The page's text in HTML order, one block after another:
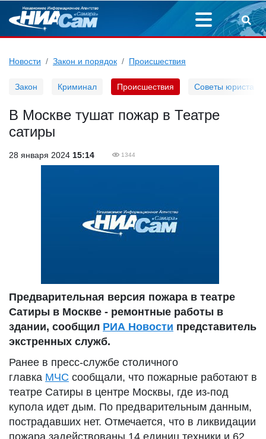
Новости Закон и порядок Происшествия
Закон Криминал Происшествия Советы юриста
В Москве тушат пожар в Театре
сатиры
28 января 2024 15:14 1344
Предварительная версия пожара в театре
Сатиры в Москве - ремонтные работы в
здании, сообщил РИА Новости представитель
экстренных служб.
Ранее в пресс-службе столичного
главка МЧС сообщали, что пожарные работают в
театре Сатиры в центре Москвы, где из-под
купола идет дым. По предварительным данным,
пострадавших нет. Отмечается, что в ликвидации
пожара задействованы 14 единиц техники и 62